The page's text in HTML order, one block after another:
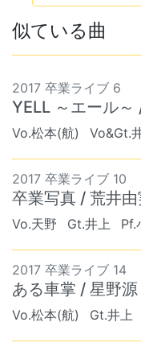
似ている曲
2017 卒業ライブ 6
YELL ～エール～
Vo.松本(航) Vo&Gt.
2017 卒業ライブ 10
卒業写真 / 荒井由
Vo.天野 Gt.井上 Pf.
2017 卒業ライブ 14
ある車掌 / 星野源
Vo.松本(航) Gt.井上